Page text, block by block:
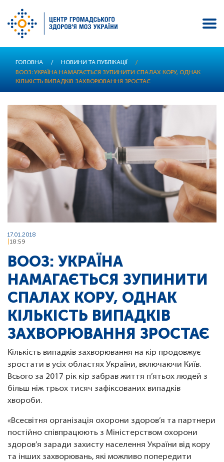
ГОЛОВНА / НОВИНИ ТА ПУБЛІКАЦІЇ
/
ВООЗ: УКРАЇНА НАМАГАЄТЬСЯ ЗУПИНИТИ СПАЛАХ КОРУ, ОДНАК
КІЛЬКІСТЬ ВИПАДКІВ ЗАХВОРЮВАННЯ ЗРОСТАЄ
17.01.2018
18:59
ВООЗ: УКРАЇНА
НАМАГАЄТЬСЯ ЗУПИНИТИ
СПАЛАХ КОРУ, ОДНАК
КІЛЬКІСТЬ ВИПАДКІВ
ЗАХВОРЮВАННЯ ЗРОСТАЄ
Кількість випадків захворювання на кір продовжує
зростати в усіх областях України, включаючи Київ.
Всього за 2017 рік кір забрав життя п’ятьох людей з
більш ніж трьох тисяч зафіксованих випадків
хвороби.
«Всесвітня організація охорони здоров’я та партнери
постійно співпрацюють з Міністерством охорони
здоров’я заради захисту населення України від кору
та інших захворювань, які можливо попередити